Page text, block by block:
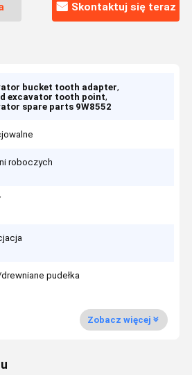
Skontaktuj się teraz
bucket tooth adapter,
excavator tooth point,
spare parts 9W8552
roboczych
pudełka
Zobacz więcej